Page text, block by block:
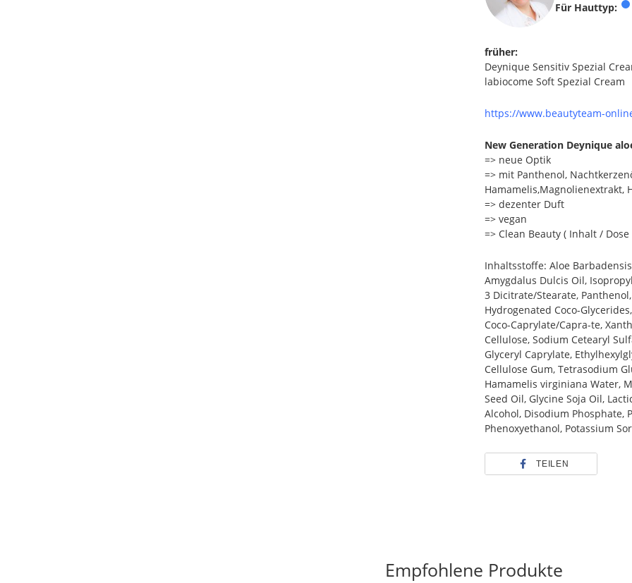
Für Hauttyp:
früher:
Deynique Sensitiv Spezial
labiocome Soft Spezial Cream
https://www.beautyteam-
New Generation Deynique
=> neue Optik
=> mit Panthenol,
Hamamelis,Magnolienextrakt,
=> dezenter Duft
=> vegan
=> Clean Beauty ( Inhalt /
Inhaltsstoffe: Aloe
Amygdalus Dulcis Oil,
3 Dicitrate/Stearate,
Hydrogenated Coco-
Coco-Caprylate/Capra-te,
Cellulose, Sodium Cetearyl
Glyceryl Caprylate,
Cellulose Gum, Tetrasodium
Hamamelis virginiana Water,
Seed Oil, Glycine Soja Oil,
Alcohol, Disodium Phosphate,
Phenoxyethanol, Potassium
TEILEN
Empfohlene Produkte